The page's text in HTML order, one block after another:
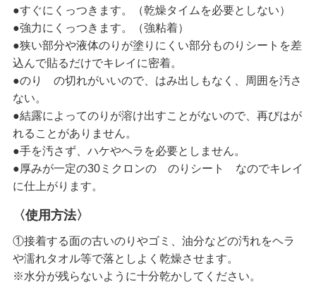
●すぐにくっつきます。（乾燥タイムを必要としない）
●強力にくっつきます。（強粘着）
●狭い部分や液体のりが塗りにくい部分ものりシートを差
込んで貼るだけでキレイに密着。
●のり の切れがいいので、はみ出しもなく、周囲を汚さ
ない。
●結露によってのりが溶け出すことがないので、再びはが
れることがありません。
●手を汚さず、ハケやヘラを必要としません。
●厚みが一定の30ミクロンの のりシート なのでキレイ
に仕上がります。
〈使用方法〉
①接着する面の古いのりやゴミ、油分などの汚れをヘラ
や濡れタオル等で落としよく乾燥させます。
※水分が残らないように十分乾かしてください。